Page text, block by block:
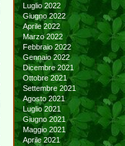
Luglio 2022
Giugno 2022
Aprile 2022
Marzo 2022
Febbraio 2022
Gennaio 2022
Dicembre 2021
Ottobre 2021
Settembre 2021
Agosto 2021
Luglio 2021
Giugno 2021
Maggio 2021
Aprile 2021